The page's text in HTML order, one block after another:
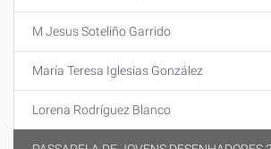
M Jesus Soteliño Garrido
María Teresa Iglesias González
Lorena Rodríguez Blanco